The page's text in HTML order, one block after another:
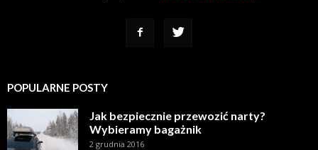
POPULARNE POSTY
Jak bezpiecznie przewozić narty?
Wybieramy bagażnik
2 grudnia 2016